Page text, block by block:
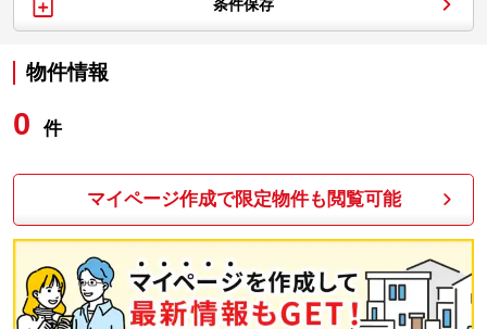
条件保存
物件情報
0 件
マイページ作成で限定物件も閲覧可能